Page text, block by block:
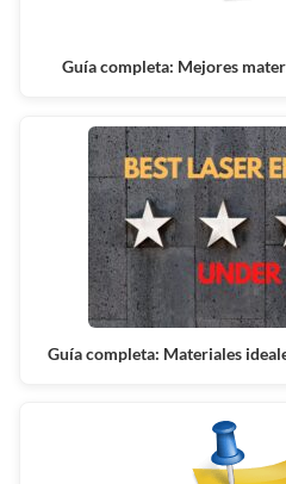
Guía completa: Mejores
Guía completa: Materiales